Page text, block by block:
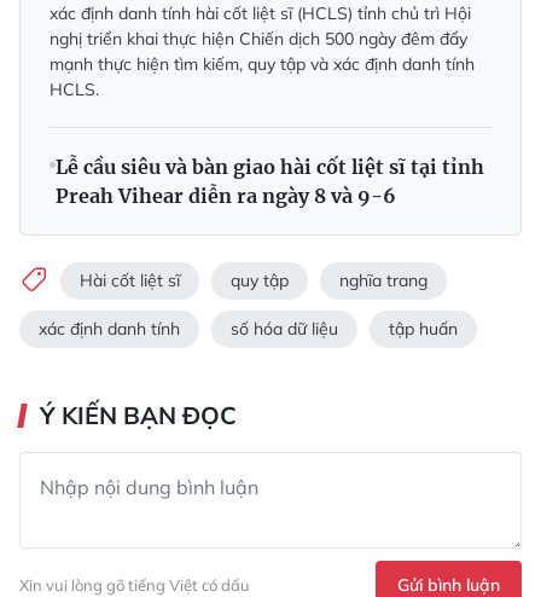
xác định danh tính hài cốt liệt sĩ (HCLS) tỉnh chủ trì Hội
nghị triển khai thực hiện Chiến dịch 500 ngày đêm đẩy
mạnh thực hiện tìm kiếm, quy tập và xác định danh tính
HCLS.
Lễ cầu siêu và bàn giao hài cốt liệt sĩ tại tỉnh
Preah Vihear diễn ra ngày 8 và 9-6
Hài cốt liệt sĩ quy tập nghĩa trang
xác định danh tính số hóa dữ liệu tập huấn
Ý KIẾN BẠN ĐỌC
Xin vui lòng gõ tiếng Việt có dấu Gửi bình luận